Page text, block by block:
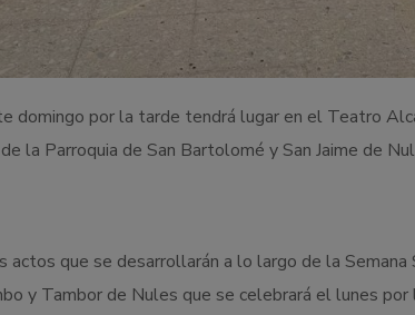
domingo por la tarde tendrá lugar en el Teatro
la Parroquia de San Bartolomé y San Jaime de
actos que se desarrollarán a lo largo de la
y Tambor de Nules que se celebrará el lunes por